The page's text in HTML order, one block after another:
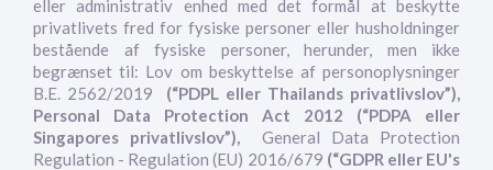
eller administrativ enhed med det formål at beskytte
privatlivets fred for fysiske personer eller husholdninger
bestående af fysiske personer, herunder, men ikke
begrænset til: Lov om beskyttelse af personoplysninger
B.E. 2562/2019
(“PDPL eller Thailands privatlivslov”),
Personal Data Protection Act 2012 (“PDPA eller
Singapores privatlivslov”),
General Data Protection
Regulation - Regulation (EU) 2016/679 (“GDPR eller EU's